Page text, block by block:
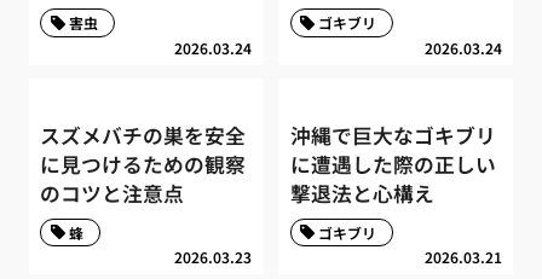
2026.03.24
害虫
2026.03.24
ゴキブリ
スズメバチの巣を安全
に見つけるための観察
のコツと注意点
2026.03.23
蜂
沖縄で巨大なゴキブリ
に遭遇した際の正しい
撃退法と心構え
2026.03.21
ゴキブリ